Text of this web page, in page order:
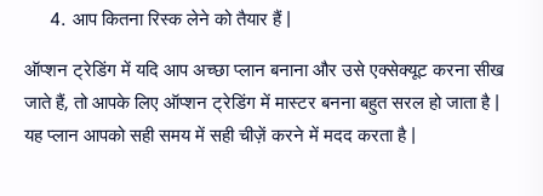
आप कितना रिस्क लेने को तैयार हैं |
ऑप्शन ट्रेडिंग में यदि आप अच्छा प्लान बनाना और उसे एक्सेक्यूट करना सीख
जाते हैं, तो आपके लिए ऑप्शन ट्रेडिंग में मास्टर बनना बहुत सरल हो जाता है |
यह प्लान आपको सही समय में सही चीज़ें करने में मदद करता है |